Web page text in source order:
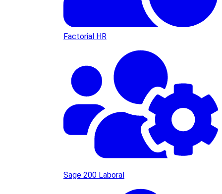
Factorial HR
Sage 200 Laboral